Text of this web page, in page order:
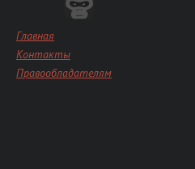
Главная
Контакты
Правообладателям